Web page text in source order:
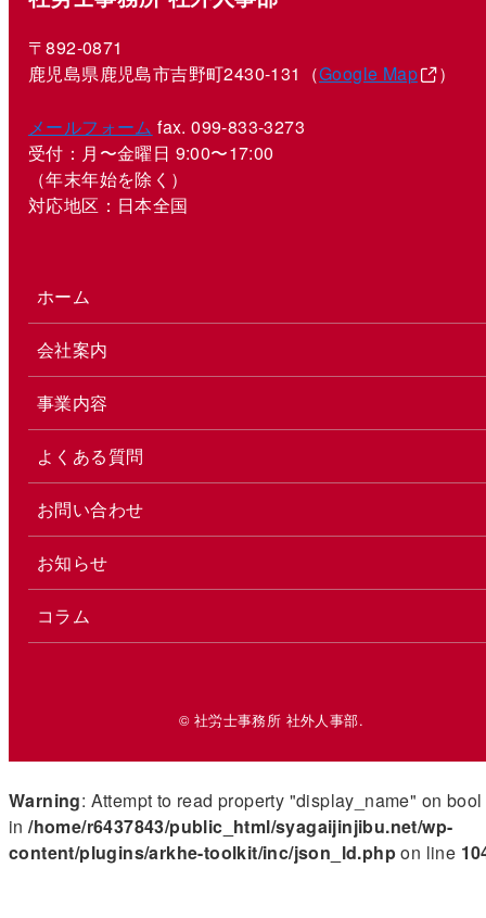
〒892-0871
鹿児島県鹿児島市吉野町2430-131（Google Map ）
メールフォーム fax. 099-833-3273
受付：月〜金曜日 9:00〜17:00
（年末年始を除く）
対応地区：日本全国
ホーム
会社案内
事業内容
よくある質問
お問い合わせ
お知らせ
コラム
© 社労士事務所 社外人事部.
Warning: Attempt to read property "display_name" on bool
in/home/r6437843/public_html/syagaijinjibu.net/wp-
content/plugins/arkhe-toolkit/inc/json_ld.phpon line